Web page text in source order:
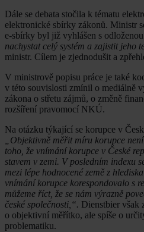
Dále se debata stočila k tématu
elektronické sbírky zákonů. Ministr
e-sbírky byl již vyhlášen s
nachystat celý systém a zajistit jeho
ministr. Cílem je zjednodušit a
V ministrově popisu práce je také
v této souvislosti zmínil o mediálně
zákona o střetu zájmů, o změně
rozšíření pravomocí NKÚ.
Na otázku týkající se korupce v
„Objektivně měřit míru korupce
toho, že vnímání korupce v České
stavem v zemi. V posledním indexu
mezi lépe hodnocené země z
vnímání korupce korespondovalo s
můžeme říct, že se nám výrazně
české společnosti,“. Dienstbier však
o objektivní měřítko, ale spíše o
problematiku.